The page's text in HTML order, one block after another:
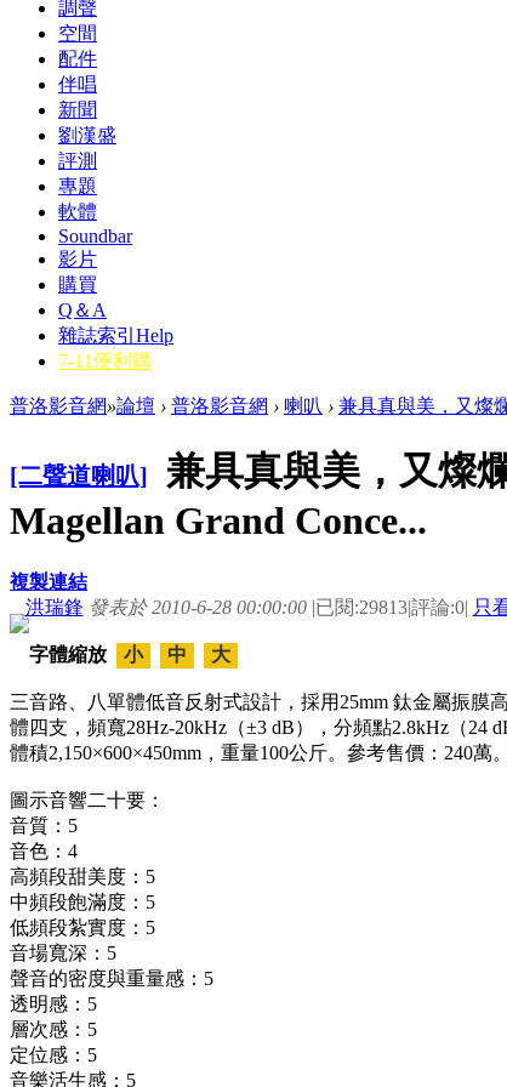
調聲
空間
配件
伴唱
新聞
劉漢盛
評測
專題
軟體
Soundbar
影片
購買
Q＆A
雜誌索引 Help
7-11便利購
普洛影音網»論壇 › 普洛影音網 › 喇叭 › 兼具真與美，又燦
[二聲道喇叭]
兼具真與美，又燦
Magellan Grand Conce...
複製連結
洪瑞鋒 發表於 2010-6-28 00:00:00 |已閱:29813|評論:0| 只
字體縮放 小 中 大
三音路、八單體低音反射式設計，採用 25mm 鈦金屬振膜
體四支，頻寬28Hz-20kHz （±3 dB），分頻點2.8kHz （24
體積2,150×600×450mm ，重量100公斤。參考售價： 240萬
圖示音響二十要：
音質： 5
音色： 4
高頻段甜美度： 5
中頻段飽滿度： 5
低頻段紮實度： 5
音場寬深： 5
聲音的密度與重量感： 5
透明感： 5
層次感： 5
定位感： 5
音樂活生感： 5